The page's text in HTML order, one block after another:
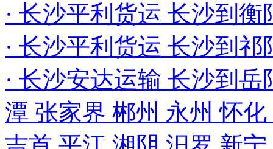
· 长沙平利货运 长沙到
· 长沙平利货运 长沙到
· 长沙安达运输 长沙到
潭 张家界 郴州 永州 怀